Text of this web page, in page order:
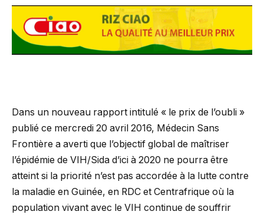
Dans un nouveau rapport intitulé « le prix de l’oubli »
publié ce mercredi 20 avril 2016, Médecin Sans
Frontière a averti que l’objectif global de maîtriser
l’épidémie de VIH/Sida d’ici à 2020 ne pourra être
atteint si la priorité n’est pas accordée à la lutte contre
la maladie en Guinée, en RDC et Centrafrique où la
population vivant avec le VIH continue de souffrir